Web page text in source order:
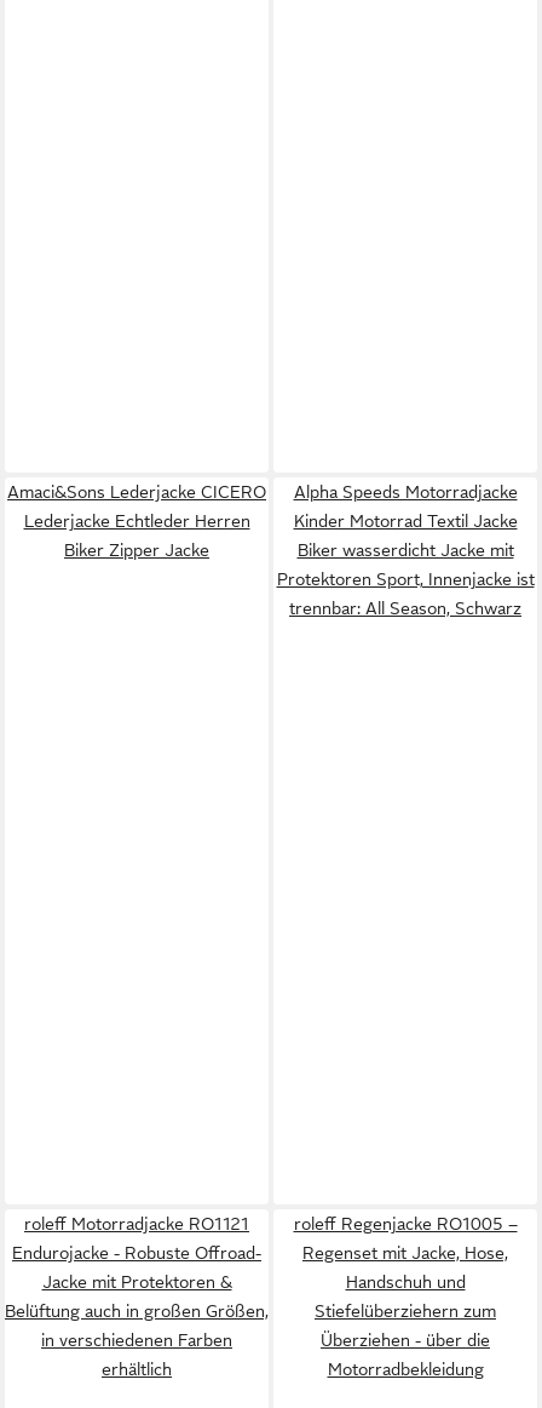
Amaci&Sons Lederjacke CICERO
Lederjacke Echtleder Herren
Biker Zipper Jacke
Alpha Speeds Motorradjacke
Kinder Motorrad Textil Jacke
Biker wasserdicht Jacke mit
Protektoren Sport, Innenjacke ist
trennbar: All Season, Schwarz
roleff Motorradjacke RO1121
Endurojacke - Robuste Offroad-
Jacke mit Protektoren &
Belüftung auch in großen Größen,
in verschiedenen Farben
erhältlich
roleff Regenjacke RO1005 –
Regenset mit Jacke, Hose,
Handschuh und
Stiefelüberziehern zum
Überziehen - über die
Motorradbekleidung